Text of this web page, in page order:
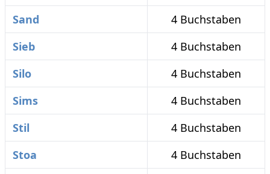
Sand
4 Buchstaben
Sieb
4 Buchstaben
Silo
4 Buchstaben
Sims
4 Buchstaben
Stil
4 Buchstaben
Stoa
4 Buchstaben